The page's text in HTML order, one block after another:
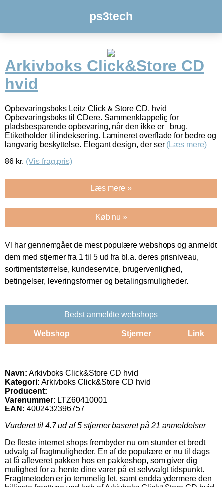
ps3tech
Arkivboks Click&Store CD
hvid
Opbevaringsboks Leitz Click & Store CD, hvid
Opbevaringsboks til CDere. Sammenklappelig for
pladsbesparende opbevaring, når den ikke er i brug.
Etiketholder til indeksering. Lamineret overflade for bedre og
langvarig beskyttelse. Elegant design, der ser (Læs mere)
86 kr. (Vis fragtpris)
Læs mere »
Køb nu »
Vi har gennemgået de mest populære webshops og anmeldt
dem med stjerner fra 1 til 5 ud fra bl.a. deres prisniveau,
sortimentstørrelse, kundeservice, brugervenlighed,
betingelser, leveringsformer og betalingsmuligheder.
Bedst anmeldte webshops
Webshop Stjerner Link
Navn: Arkivboks Click&Store CD hvid
Kategori: Arkivboks Click&Store CD hvid
Producent:
Varenummer: LTZ60410001
EAN: 4002432396757
Vurderet til 4.7ud af 5 stjerner baseret på 21 anmeldelser
De fleste internet shops frembyder nu om stunder et bredt
udvalg af fragtmuligheder. En af de populære er nu til dags
at få afleveret pakken hos en pakkeshop, som giver dig
mulighed for at hente dine varer på et selvvalgt tidspunkt.
Fragtmetoden er jo temmelig let, samt endda ydermere den